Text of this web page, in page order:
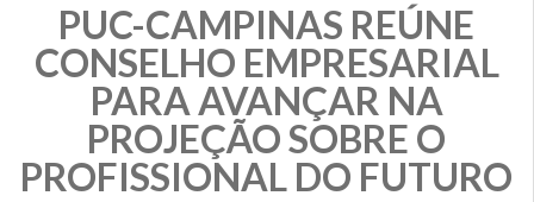
PUC-CAMPINAS REÚNE
CONSELHO EMPRESARIAL
PARA AVANÇAR NA
PROJEÇÃO SOBRE O
PROFISSIONAL DO FUTURO